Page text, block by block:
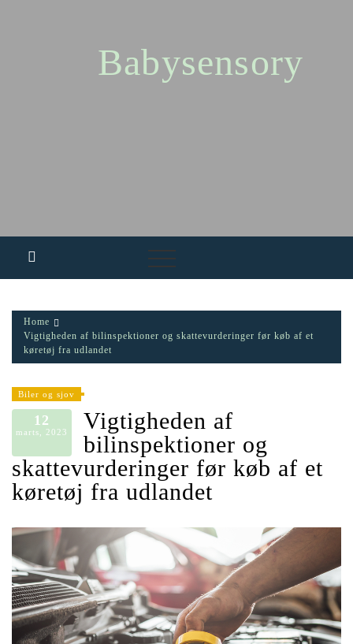
Babysensory
Home
Vigtigheden af bilinspektioner og skattevurderinger før køb af et
køretøj fra udlandet
Biler og sjov
12
marts, 2023
Vigtigheden af
bilinspektioner og
skattevurderinger før køb af et
køretøj fra udlandet